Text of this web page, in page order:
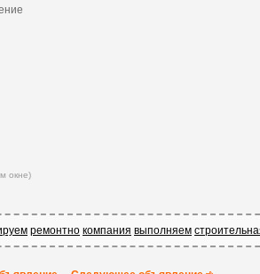
окне)
ремонтно компания выполняем